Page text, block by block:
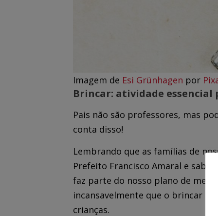
Imagem de Esi Grünhagen por
Brincar: atividade essencial
Pais não são professores, mas
conta disso!
Lembrando que as famílias de
Prefeito Francisco Amaral e
faz parte do nosso plano de
incansavelmente que o brincar é,
crianças.